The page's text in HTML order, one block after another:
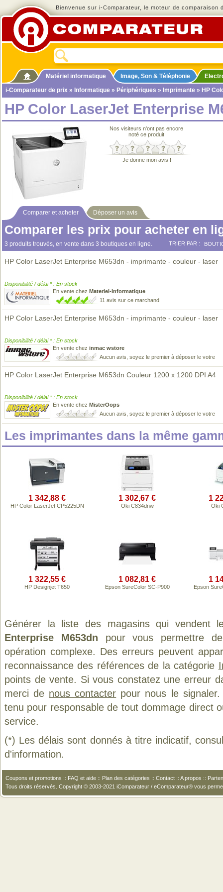
Bienvenue sur i-Comparateur, le moteur de comparaison
Matériel informatique Image, Son & Téléphonie
i-Comparateur de prix » Informatique » Périphériques » Imprimante » HP
HP Color LaserJet Enterprise
Nos visiteurs n'ont pas encore
noté ce produit
Je donne mon avis !
Comparer et acheter Déposer un avis
Comparer les prix pour acheter en
3 produits trouvés, en vente dans 3 boutiques en ligne. TRIER PAR :
HP Color LaserJet Enterprise M653dn - imprimante - couleur - laser
Disponibilité / délai * : En stock
En vente chez Materiel-Informatique
11 avis sur ce marchand
HP Color LaserJet Enterprise M653dn - imprimante - couleur - laser
Disponibilité / délai * : En stock
En vente chez inmac wstore
Aucun avis, soyez le premier à déposer le votre
HP Color LaserJet Enterprise M653dn Couleur 1200 x 1200 DPI A4
Disponibilité / délai * : En stock
En vente chez MisterOops
Aucun avis, soyez le premier à déposer le votre
Les imprimantes dans la même
1 342,88 €
HP Color LaserJet CP5225DN
1 302,67 €
Oki C834dnw
1
Oki
1 322,55 €
HP Designjet T650
1 082,81 €
Epson SureColor SC-P900
1
Epson
Générer la liste des magasins qui vendent
Enterprise M653dn pour vous permettre
opération complexe. Des erreurs peuvent
reconnaissance des références de la catégorie
points de vente. Si vous constatez une erreur
merci de nous contacter pour nous le
tenu pour responsable de tout dommage direct
service.
(*) Les délais sont donnés à titre indicatif,
d'information.
Coupons et promotions :: FAQ et aide :: Plan des catégories :: Contact :: A propos ::
Tous droits réservés. Copyright © 2003-2021 iComparateur / eComparateur® vous